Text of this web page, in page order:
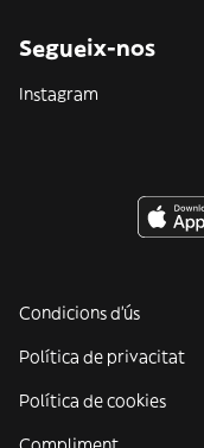
Segueix-nos
Instagram
Condicions d'ús
Política de privacitat
Política de cookies